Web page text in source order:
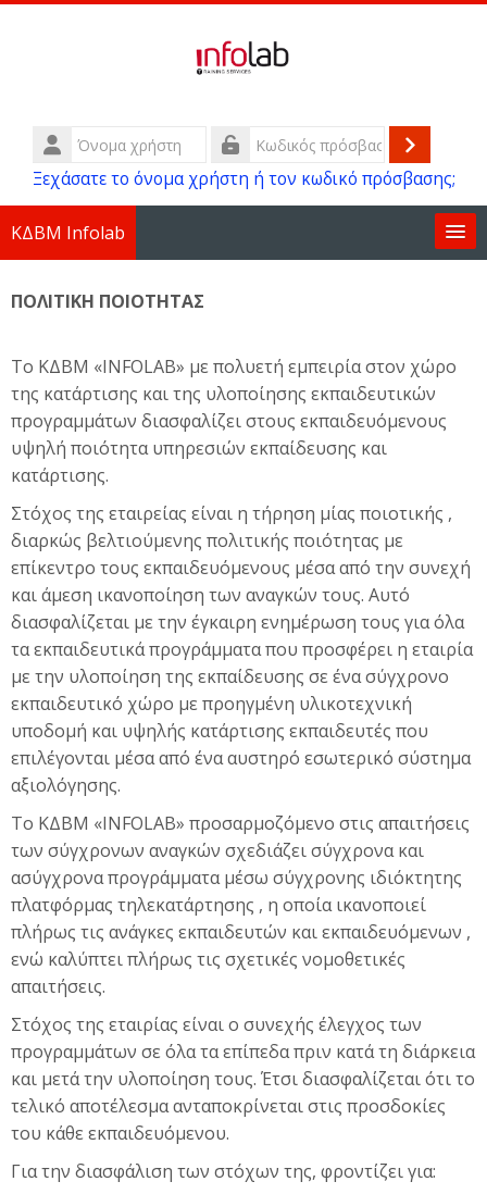
Μετάβαση στο κεντρικό περιεχόμενο
Όνομα
χρήστη
Κωδικός
πρόσβασης
Ξεχάσατε το όνομα χρήστη ή τον κωδικό πρόσβασης;
ΚΔΒΜ Infolab
Συχνές Ερωτήσεις
ISO
Ελληνικά ‎(el)‎
Αναζήτηση
μαθημάτων
ΠΟΛΙΤΙΚΗ ΠΟΙΟΤΗΤΑΣ
Το ΚΔΒΜ «INFOLAB» με πολυετή εμπειρία στον χώρο
της κατάρτισης και της υλοποίησης εκπαιδευτικών
προγραμμάτων διασφαλίζει στους εκπαιδευόμενους
υψηλή ποιότητα υπηρεσιών εκπαίδευσης και
κατάρτισης.
Στόχος της εταιρείας είναι η τήρηση μίας ποιοτικής ,
διαρκώς βελτιούμενης πολιτικής ποιότητας με
επίκεντρο τους εκπαιδευόμενους μέσα από την συνεχή
και άμεση ικανοποίηση των αναγκών τους. Αυτό
διασφαλίζεται με την έγκαιρη ενημέρωση τους για όλα
τα εκπαιδευτικά προγράμματα που προσφέρει η εταιρία
με την υλοποίηση της εκπαίδευσης σε ένα σύγχρονο
εκπαιδευτικό χώρο με προηγμένη υλικοτεχνική
υποδομή και υψηλής κατάρτισης εκπαιδευτές που
επιλέγονται μέσα από ένα αυστηρό εσωτερικό σύστημα
αξιολόγησης.
Το ΚΔΒΜ «INFOLAB» προσαρμοζόμενο στις απαιτήσεις
των σύγχρονων αναγκών σχεδιάζει σύγχρονα και
ασύγχρονα προγράμματα μέσω σύγχρονης ιδιόκτητης
πλατφόρμας τηλεκατάρτησης , η οποία ικανοποιεί
πλήρως τις ανάγκες εκπαιδευτών και εκπαιδευόμενων ,
ενώ καλύπτει πλήρως τις σχετικές νομοθετικές
απαιτήσεις.
Στόχος της εταιρίας είναι ο συνεχής έλεγχος των
προγραμμάτων σε όλα τα επίπεδα πριν κατά τη διάρκεια
και μετά την υλοποίηση τους. Έτσι διασφαλίζεται ότι το
τελικό αποτέλεσμα ανταποκρίνεται στις προσδοκίες
του κάθε εκπαιδευόμενου.
Για την διασφάλιση των στόχων της, φροντίζει για: